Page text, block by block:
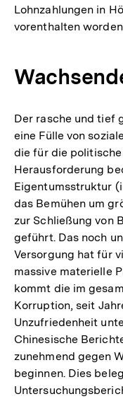
Lohnzahlungen in
vorenthalten
Der rasche und tief
eine Fülle von
die für die
Herausforderung
Eigentumsstruktur
das Bemühen um
zur Schließung von
geführt. Das noch
Versorgung hat für
massive materielle
kommt die im
Korruption, seit
Unzufriedenheit
Chinesische
zunehmend gegen
beginnen. Dies